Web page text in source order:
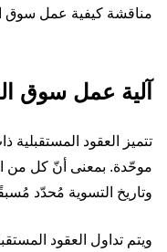
مناقشة كيفية عمل سوق
آلية عمل سوق
تتميز العقود المستقبلية
موحّدة. بمعنى أنّ كل من
وتاريخ التسوية مُحدّد
ويتم تداول العقود